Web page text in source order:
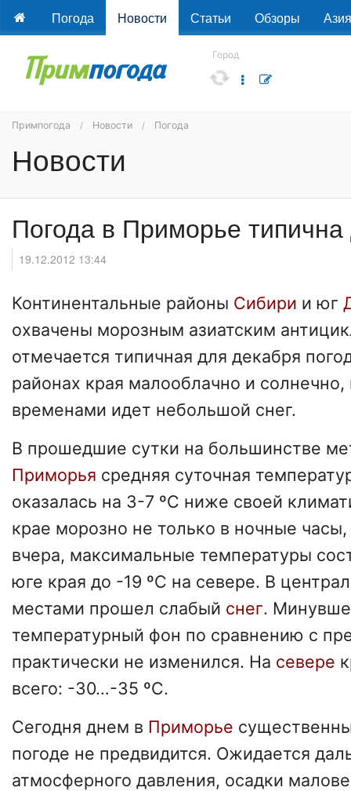
Погода Новости Статьи Обзоры Азия
Город
Примпогода Новости Погода
Новости
Погода в Приморье
19.12.2012 13:44
Континентальные районы Сибири и юг
охвачены морозным азиатским
отмечается типичная для декабря
районах края малооблачно и
временами идет небольшой снег.
В прошедшие сутки на большинстве
Приморья средняя суточная
оказалась на 3-7 ºС ниже своей
крае морозно не только в ночные
вчера, максимальные температуры
юге края до -19 ºС на севере. В
местами прошел слабый снег.
температурный фон по сравнению с
практически не изменился. На севере
всего: -30…-35 ºС.
Сегодня днем в Приморье
погоде не предвидится. Ожидается
атмосферного давления, осадки